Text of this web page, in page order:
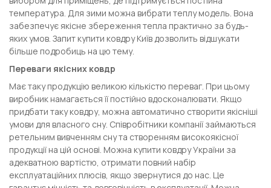
температура. Для зими можна вибрати теплу модель. Вона
забезпечує якісне збереження тепла практично за будь-
яких умов. Запит купити ковдру Київ дозволить відшукати
більше подробиць на цю тему.
Переваги якісних ковдр
Має таку продукцію великою кількістю переваг. При цьому
виробник намагається її постійно вдосконалювати. Якщо
придбати таку ковдру, можна автоматично створити якісніші
умови для власного сну. Співробітники компанії займаються
ретельним вивченням сну та створенням високоякісної
продукції на цій основі. Можна купити ковдру України за
адекватною вартістю, отримати повний набір
експлуатаційних плюсів, якщо звернутися до нас. Це